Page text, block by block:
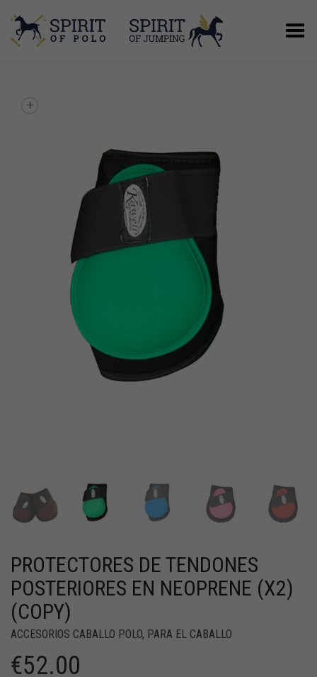
Menú
+
PROTECTORES DE TENDONES
POSTERIORES EN NEOPRENE (X2)
(COPY)
ACCESORIOS CABALLO POLO, PARA EL CABALLO
€52.00